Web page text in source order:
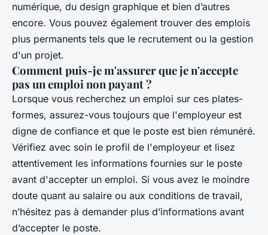
numérique, du design graphique et bien d’autres
encore. Vous pouvez également trouver des emplois
plus permanents tels que le recrutement ou la gestion
d'un projet.
Comment puis-je m'assurer que je n'accepte
pas un emploi non payant ?
Lorsque vous recherchez un emploi sur ces plates-
formes, assurez-vous toujours que l'employeur est
digne de confiance et que le poste est bien rémunéré.
Vérifiez avec soin le profil de l'employeur et lisez
attentivement les informations fournies sur le poste
avant d'accepter un emploi. Si vous avez le moindre
doute quant au salaire ou aux conditions de travail,
n’hésitez pas à demander plus d’informations avant
d’accepter le poste.